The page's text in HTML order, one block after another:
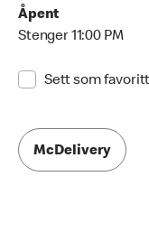
Åpent
Stenger 11:00 PM
Sett som
McDelivery